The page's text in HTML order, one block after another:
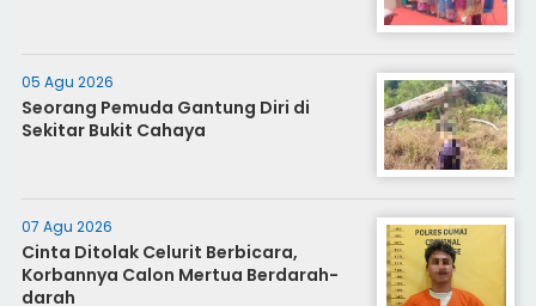
05 Agu 2026
Seorang Pemuda Gantung Diri di
Sekitar Bukit Cahaya
07 Agu 2026
Cinta Ditolak Celurit Berbicara,
Korbannya Calon Mertua Berdarah-
darah